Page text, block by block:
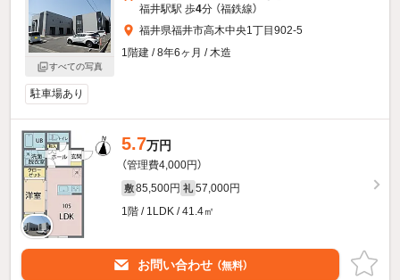
すべての写真
福井駅駅 歩4分 （福鉄線）
福井県福井市高木中央1丁目902-5
1階建 / 8年6ヶ月 / 木造
駐車場あり
5.7万円
（管理費4,000円）
敷 85,500円 礼 57,000円
1階 / 1LDK / 41.4㎡
お問い合わせ （無料）